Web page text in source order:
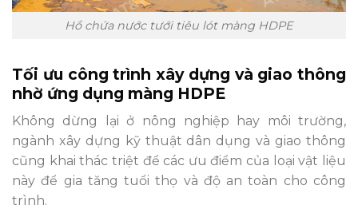
Hồ chứa nước tưới tiêu lót màng HDPE
Tối ưu công trình xây dựng và giao thông
nhờ ứng dụng màng HDPE
Không dừng lại ở nông nghiệp hay môi trường,
ngành xây dựng kỹ thuật dân dụng và giao thông
cũng khai thác triệt để các ưu điểm của loại vật liệu
này để gia tăng tuổi thọ và độ an toàn cho công
trình.